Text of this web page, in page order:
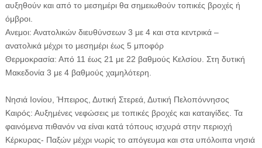
αυξηθούν και από το μεσημέρι θα σημειωθούν τοπικές βροχές ή
όμβροι.
Ανεμοι: Ανατολικών διευθύνσεων 3 με 4 και στα κεντρικά –
ανατολικά μέχρι το μεσημέρι έως 5 μποφόρ
Θερμοκρασία: Από 11 έως 21 με 22 βαθμούς Κελσίου. Στη δυτική
Μακεδονία 3 με 4 βαθμούς χαμηλότερη.
Νησιά Ιονίου, Ήπειρος, Δυτική Στερεά, Δυτική Πελοπόννησος
Καιρός: Αυξημένες νεφώσεις με τοπικές βροχές και καταιγίδες. Τα
φαινόμενα πιθανόν να είναι κατά τόπους ισχυρά στην περιοχή
Κέρκυρας- Παξών μέχρι νωρίς το απόγευμα και στα υπόλοιπα νησιά